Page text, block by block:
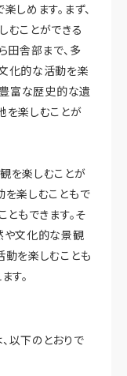
しめます。まず、
むことができる
田舎部まで、多
化的な活動を楽
豊富な歴史的な遺
を楽しむことが
を楽しむことが
を楽しむこともで
ともできます。そ
や文化的な景観
動を楽しむことも
す。
以下のとおりで